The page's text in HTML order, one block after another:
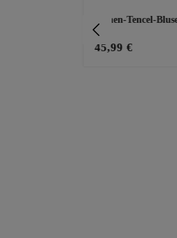
Leinen-Tencel-
45,99 €